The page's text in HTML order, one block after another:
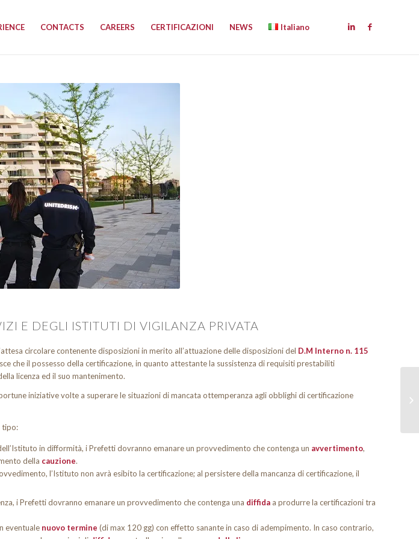
CONTACTS CAREERS CERTIFICAZIONI NEWS Italiano
E DEGLI ISTITUTI DI VIGILANZA PRIVATA
circolare contenente disposizioni in merito all’attuazione delle disposizioni del D.M Interno n. 115
che il possesso della certificazione, in quanto attestante la sussistenza di requisiti prestabiliti
licenza ed il suo mantenimento.
iniziative volte a superare le situazioni di mancata ottemperanza agli obblighi di certificazione
tipo:
in difformità, i Prefetti dovranno emanare un provvedimento che contenga un avvertimento,
della cauzione.
l’Istituto non avrà esibito la certificazione; al persistere della mancanza di certificazione, il
i Prefetti dovranno emanare un provvedimento che contenga una diffida a produrre la certificazioni tra
eventuale nuovo termine (di max 120 gg) con effetto sanante in caso di adempimento. In caso contrario,